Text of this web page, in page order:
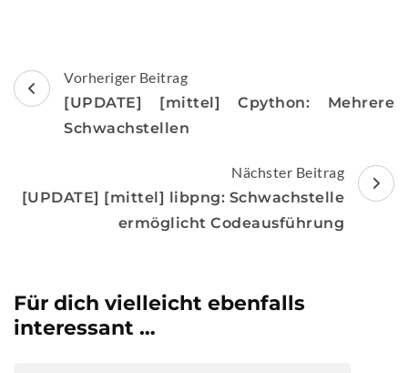
Beitragsnavigation
Vorheriger Beitrag
[UPDATE] [mittel] Cpython: Mehrere
Schwachstellen
Nächster Beitrag
[UPDATE] [mittel] libpng: Schwachstelle
ermöglicht Codeausführung
Für dich vielleicht ebenfalls
interessant …